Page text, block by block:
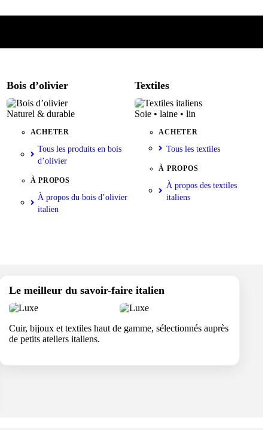
Bois d’olivier
Naturel & durable
ACHETER
Tous les produits en bois
d’olivier
À PROPOS
À propos du bois d’olivier
italien
Textiles
Soie • laine • lin
ACHETER
Tous les textiles
À PROPOS
À propos des textiles
italiens
Le meilleur du savoir-faire italien
Cuir, bijoux et textiles haut de gamme, sélectionnés auprès
de petits ateliers italiens.